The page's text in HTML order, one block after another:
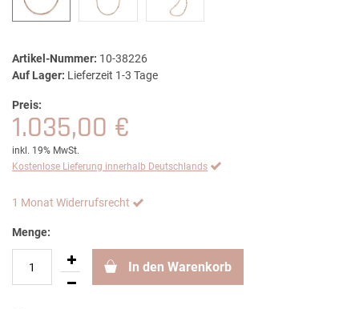
Artikel-Nummer: 10-38226
Auf Lager: Lieferzeit 1-3 Tage
Preis:
1.035,00 €
inkl. 19% MwSt.
Kostenlose Lieferung innerhalb Deutschlands
1 Monat Widerrufsrecht
Menge:
In den Warenkorb